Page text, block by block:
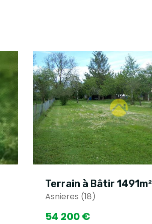
Terrain à Bâtir 1491m²
Asnieres (18)
54 200 €